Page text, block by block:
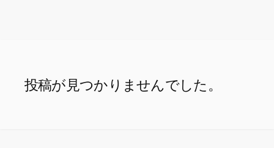
投稿が見つかりませんでした。